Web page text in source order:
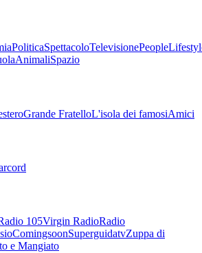
PoliticaSpettacoloTelevisionePeople
AnimaliSpazio
Grande FratelloL'isola dei famosiAmici
105Virgin RadioRadio
ComingsoonSuperguidatvZuppa di
e Mangiato